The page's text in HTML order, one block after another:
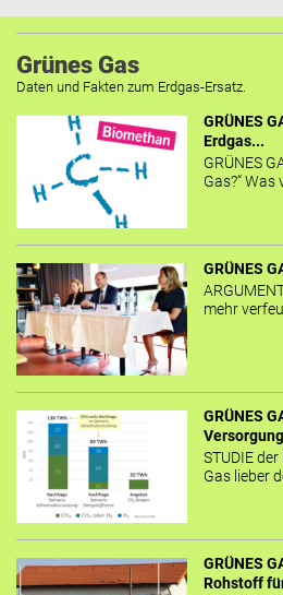
Grünes Gas
Daten und Fakten zum Erdgas-Ersatz.
GRÜNES
Erdgas...
GRÜNES
Gas?“
GRÜNES
mehr
GRÜNES
STUDIE
Gas lieber
GRÜNES
Rohstoff